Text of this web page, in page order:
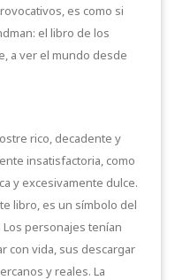
es como si
el libro de los
a ver el mundo desde
rico, decadente y
insatisfactoria, como
y excesivamente dulce.
libro, es un símbolo del
personajes tenían
con vida, sus descargar
y reales. La